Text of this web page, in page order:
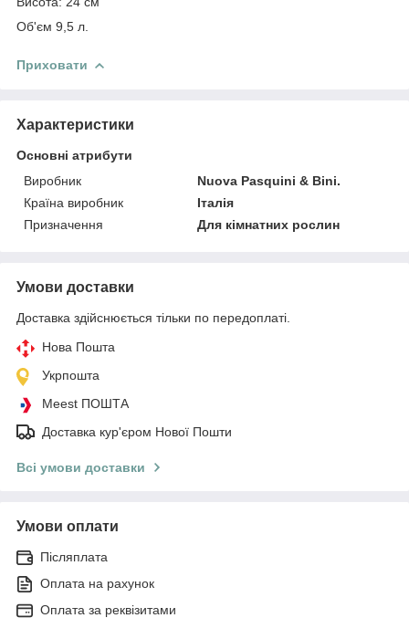
Об'єм 9,5 л.
Приховати
Характеристики
Основні атрибути
Виробник
Nuova Pasquini & Bini.
Країна виробник
Італія
Призначення
Для кімнатних рослин
Умови доставки
Доставка здійснюється тільки по передоплаті.
Нова Пошта
Укрпошта
Meest ПОШТА
Доставка кур'єром Нової Пошти
Всі умови доставки
Умови оплати
Післяплата
Оплата на рахунок
Оплата за реквізитами